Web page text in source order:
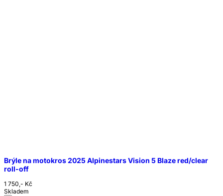
Brýle na motokros 2025 Alpinestars Vision 5 Blaze red/clear
roll-off
1 750,- Kč
Skladem